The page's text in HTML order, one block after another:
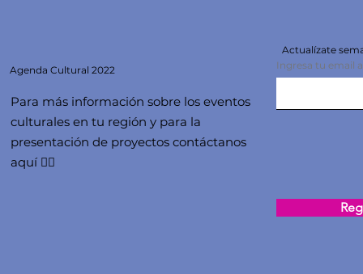
Agenda Cultural 2022
Para más información sobre los eventos
culturales en tu región y para la
presentación de proyectos contáctanos
aquí 👇🏻
Actualízate
Ingresa tu email